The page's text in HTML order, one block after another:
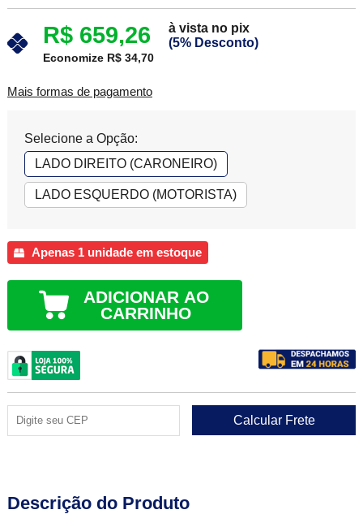
R$ 659,26
à vista no pix
(5% Desconto)
Economize R$ 34,70
Mais formas de pagamento
Selecione a Opção:
LADO DIREITO (CARONEIRO)
LADO ESQUERDO (MOTORISTA)
Apenas 1 unidade em estoque
ADICIONAR AO
CARRINHO
Descrição do Produto